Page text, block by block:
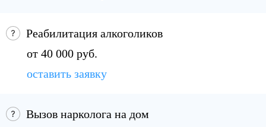
Реабилитация алкоголиков
от 40 000 руб.
оставить заявку
Вызов нарколога на дом